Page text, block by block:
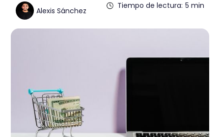
Alexis Sánchez
Tiempo de lectura: 5 min